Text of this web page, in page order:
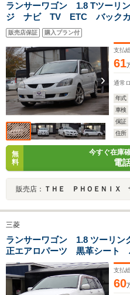
ランサーワゴン 1.8 Tツーリ
ジ ナビ TV ETC バック
本革電動シート ターボ
販売店保証 購入プラン付
支払
61
通常
年式
車検
保証
住所
無
料
今すぐ在庫
電
販売店： ＴＨＥ ＰＨＯＥＮＩＸ
三菱
ランサーワゴン 1.8 ツーリ
正エアロパーツ 黒革シート
ト 6速CVTスポーツシフト
コン キーレス 整備点検記録
正15インチアルミ 社外アルミ
支払
60